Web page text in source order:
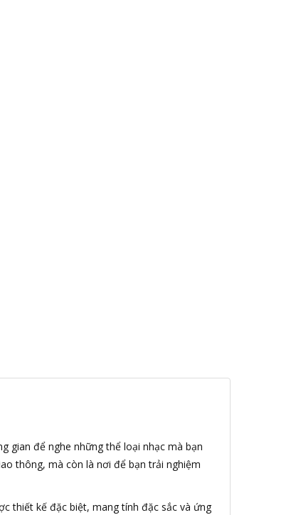
gian để nghe những thể loại nhạc mà bạn
thông, mà còn là nơi để bạn trải nghiệm
thiết kế đặc biệt, mang tính đặc sắc và ứng